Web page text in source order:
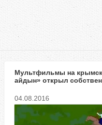
Мультфильмы на
айдын» открыл
04.08.2016